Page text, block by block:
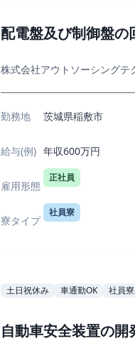
配電盤及び制御盤の
株式会社アウトソーシングテ
勤務地 茨城県稲敷市
給与(例) 年収600万円
雇用形態
正社員
寮タイプ
社員寮
土日祝休み 車通勤OK 社員
自動車安全装置の開